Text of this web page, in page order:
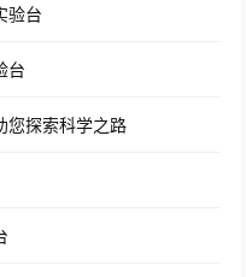
验台
台
您探索科学之路